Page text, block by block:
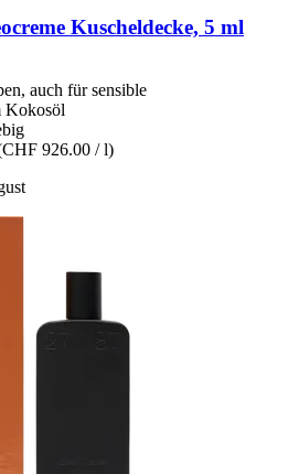
Kuscheldecke, 5 ml
auch für sensible
Kokosöl
926.00 / l)